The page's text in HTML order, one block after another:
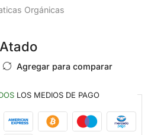
Orgánicas
Agregar para comparar
LOS MEDIOS DE PAGO